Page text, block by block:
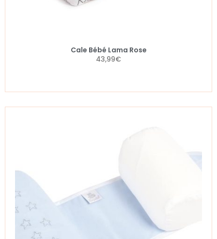
Cale Bébé Lama Rose
43,99€